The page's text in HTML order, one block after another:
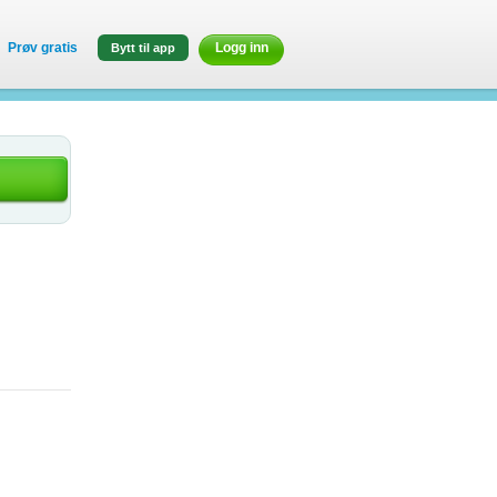
Prøv gratis Bytt til app Logg inn